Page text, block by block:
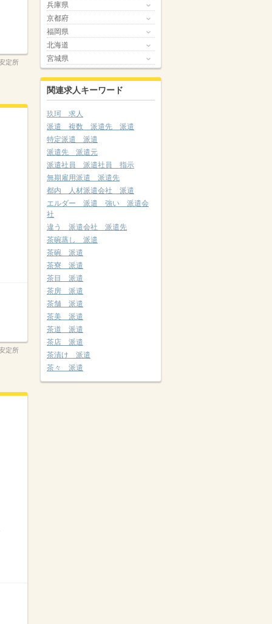
定所
定所
兵庫県
京都府
福岡県
北海道
宮城県
関連求人キーワード
玖珂 求人
派遣 複数 派遣先 派遣
特定派遣 派遣
派遣先 派遣元
派遣社員 派遣社員 指示
無期雇用派遣 派遣先
都内 人材派遣会社 派遣
エルダー 派遣 強い 派遣会
社
違う 派遣会社 派遣先
茶碗蒸し 派遣
茶碗 派遣
茶寮 派遣
茶目 派遣
茶房 派遣
茶舗 派遣
茶美 派遣
茶道 派遣
茶店 派遣
茶漬け 派遣
茶々 派遣